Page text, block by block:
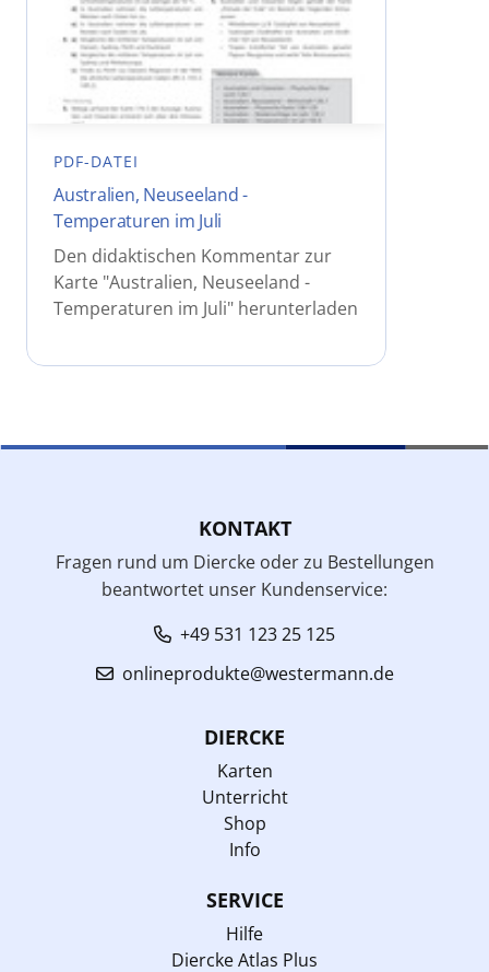
PDF-DATEI
Australien, Neuseeland -
Temperaturen im Juli
Den didaktischen Kommentar zur
Karte "Australien, Neuseeland -
Temperaturen im Juli" herunterladen
KONTAKT
Fragen rund um Diercke oder zu Bestellungen
beantwortet unser Kundenservice:
+49 531 123 25 125
onlineprodukte@westermann.de
DIERCKE
Karten
Unterricht
Shop
Info
SERVICE
Hilfe
Diercke Atlas Plus